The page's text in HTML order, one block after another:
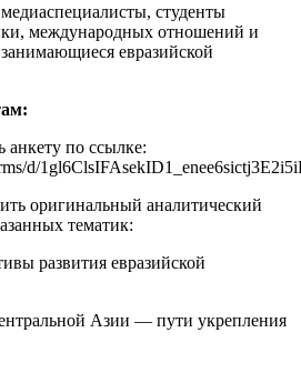
студенты
международных отношений и
евразийской
анкету по ссылке:
d/
оригинальный аналитический
тематик:
развития евразийской
Азии — пути укрепления